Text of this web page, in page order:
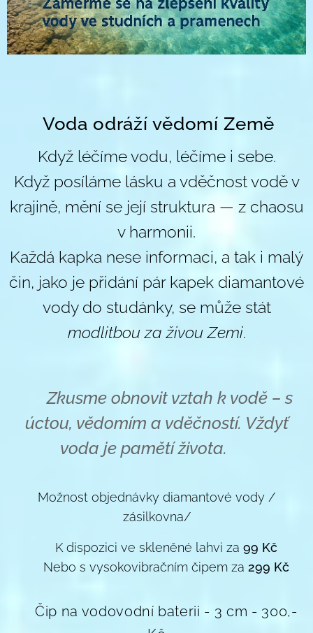
Voda odráží vědomí Země
Když léčíme vodu, léčíme i sebe.
Když posíláme lásku a vděčnost vodě v
krajině, mění se její struktura — z chaosu
v harmonii.
Každá kapka nese informaci, a tak i malý
čin, jako je přidání pár kapek diamantové
vody do studánky, se může stát
modlitbou za živou Zemi.
✨Zkusme obnovit vztah k vodě – s
úctou, vědomím a vděčností. Vždyť
voda je pamětí života.
Možnost objednávky diamantové vody /
zásilkovna/
🌿 K dispozici ve skleněné lahvi za 99 Kč
🌟 Nebo s vysokovibračním čipem za 299 Kč
Čip na vodovodní baterii - 3 cm - 300,-